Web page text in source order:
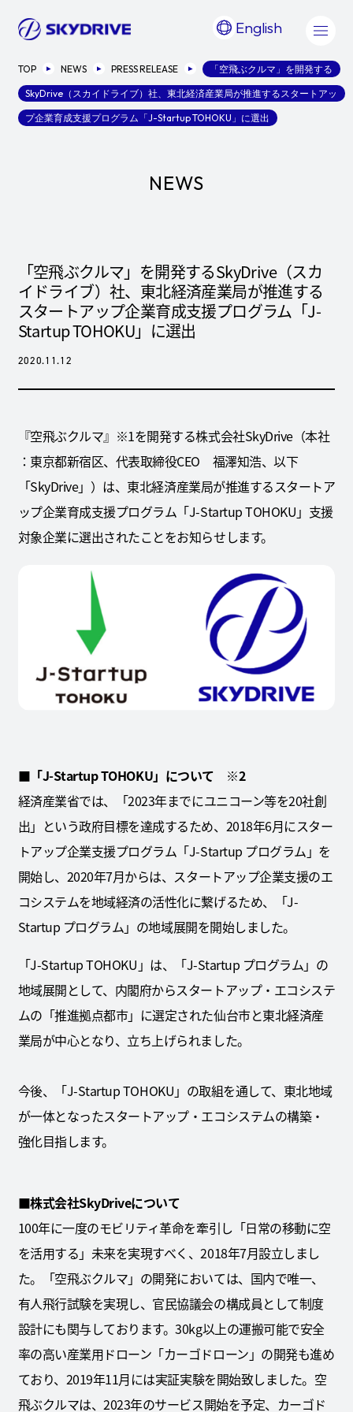
English
TOP NEWS PRESS RELEASE 「空飛ぶクルマ」を開発する
SkyDrive（スカイドライブ）社、東北経済産業局が推進するスタートアッ
プ企業育成支援プログラム「J-Startup TOHOKU」に選出
NEWS
「空飛ぶクルマ」を開発するSkyDrive（スカ
イドライブ）社、東北経済産業局が推進する
スタートアップ企業育成支援プログラム「J-
Startup TOHOKU」に選出
2020.11.12
『空飛ぶクルマ』※1を開発する株式会社SkyDrive（本社
：東京都新宿区、代表取締役CEO 福澤知浩、以下
「SkyDrive」）は、東北経済産業局が推進するスタートア
ップ企業育成支援プログラム「J-Startup TOHOKU」支援
対象企業に選出されたことをお知らせします。
■「J-Startup TOHOKU」について ※2
経済産業省では、「2023年までにユニコーン等を20社創
出」という政府目標を達成するため、2018年6月にスター
トアップ企業支援プログラム「J-Startup プログラム」を
開始し、2020年7月からは、スタートアップ企業支援のエ
コシステムを地域経済の活性化に繋げるため、「J-
Startup プログラム」の地域展開を開始しました。
「J-Startup TOHOKU」は、「J-Startup プログラム」の
地域展開として、内閣府からスタートアップ・エコシステ
ムの「推進拠点都市」に選定された仙台市と東北経済産
業局が中心となり、立ち上げられました。
今後、「J-Startup TOHOKU」の取組を通して、東北地域
が一体となったスタートアップ・エコシステムの構築・
強化目指します。
■株式会社SkyDriveについて
100年に一度のモビリティ革命を牽引し「日常の移動に空
を活用する」未来を実現すべく、2018年7月設立しまし
た。「空飛ぶクルマ」の開発においては、国内で唯一、
有人飛行試験を実現し、官民協議会の構成員として制度
設計にも関与しております。30kg以上の運搬可能で安全
率の高い産業用ドローン「カーゴドローン」の開発も進め
ており、2019年11月には実証実験を開始致しました。空
飛ぶクルマは、2023年のサービス開始を予定、カーゴド